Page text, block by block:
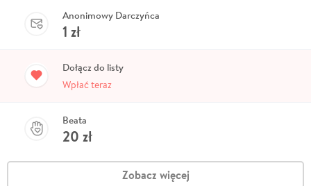
Anonimowy Darczyńca
1 zł
Dołącz do listy
Wpłać teraz
Beata
20 zł
Zobacz więcej